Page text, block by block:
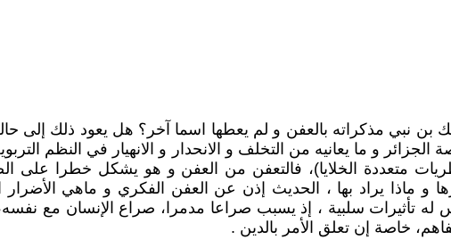
بن نبي مذكراته بالعفن و لم يعطها اسما آخر؟ هل يعود ذلك إلى
و ما يعانيه من التخلف و الانحدار و الانهيار في النظم
متعددة الخلايا)، فالتعفن من العفن و هو يشكل خطرا على
ماذا يراد بها ، الحديث إذن عن العفن الفكري و ماهي الأضرار
تأثيرات سلبية ، إذ يسبب صراعا مدمرا، صراع الإنسان مع
خاصة إن تعلق الأمر بالدين .